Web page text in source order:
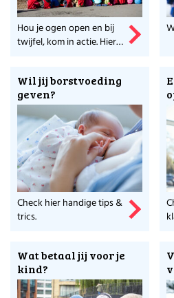
jaar)?
Check de betrouwbare info &
Voedingscentrum.
Ga naar Stichting Voor
ontdek wat zij nog meer voor
Hou je ogen open en bij
twijfel, kom in actie. Hier
Wil jij borstvoeding
geven?
Check hier handige tips &
trics.
Wat betaal jij voor je
kind?